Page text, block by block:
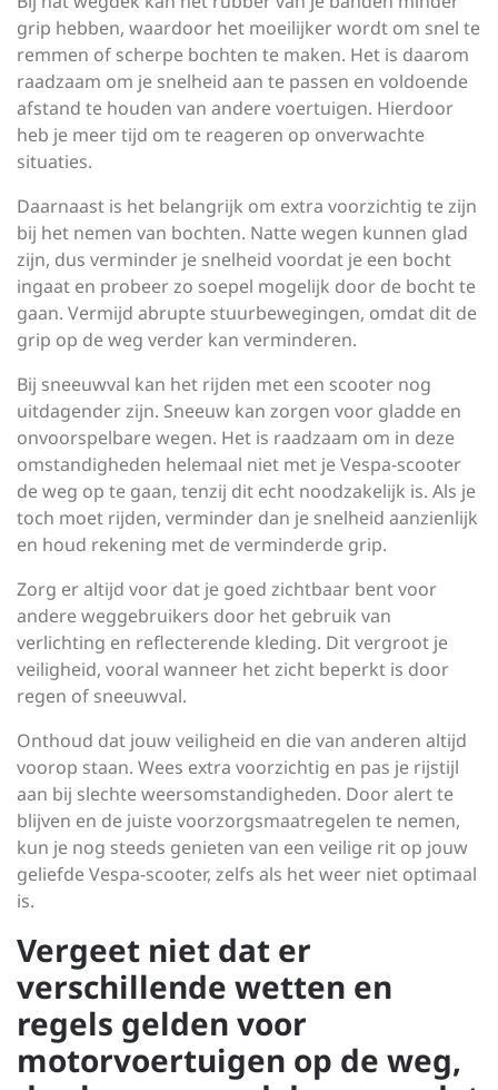
grip hebben, waardoor het moeilijker wordt om snel te
remmen of scherpe bochten te maken. Het is daarom
raadzaam om je snelheid aan te passen en voldoende
afstand te houden van andere voertuigen. Hierdoor
heb je meer tijd om te reageren op onverwachte
situaties.
Daarnaast is het belangrijk om extra voorzichtig te zijn
bij het nemen van bochten. Natte wegen kunnen glad
zijn, dus verminder je snelheid voordat je een bocht
ingaat en probeer zo soepel mogelijk door de bocht te
gaan. Vermijd abrupte stuurbewegingen, omdat dit de
grip op de weg verder kan verminderen.
Bij sneeuwval kan het rijden met een scooter nog
uitdagender zijn. Sneeuw kan zorgen voor gladde en
onvoorspelbare wegen. Het is raadzaam om in deze
omstandigheden helemaal niet met je Vespa-scooter
de weg op te gaan, tenzij dit echt noodzakelijk is. Als je
toch moet rijden, verminder dan je snelheid aanzienlijk
en houd rekening met de verminderde grip.
Zorg er altijd voor dat je goed zichtbaar bent voor
andere weggebruikers door het gebruik van
verlichting en reflecterende kleding. Dit vergroot je
veiligheid, vooral wanneer het zicht beperkt is door
regen of sneeuwval.
Onthoud dat jouw veiligheid en die van anderen altijd
voorop staan. Wees extra voorzichtig en pas je rijstijl
aan bij slechte weersomstandigheden. Door alert te
blijven en de juiste voorzorgsmaatregelen te nemen,
kun je nog steeds genieten van een veilige rit op jouw
geliefde Vespa-scooter, zelfs als het weer niet optimaal
is.
Vergeet niet dat er
verschillende wetten en
regels gelden voor
motorvoertuigen op de weg,